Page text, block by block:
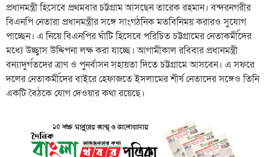
প্রধানমন্ত্রী হিসেবে প্রথমবার চট্টগ্রাম আসছেন তারেক রহমান। বন্দরনগরীর
বিএনপি নেতারা প্রধানমন্ত্রীর সঙ্গে সাংগঠনিক মতবিনিময় করারও সুযোগ
পাচ্ছেন। এ নিয়ে বিএনপির ঘাঁটি হিসেবে পরিচিত চট্টগ্রামের নেতাকর্মীদের
মধ্যে উচ্ছ্বাস উদ্দিপনা লক্ষ করা যাচ্ছে। আগামীকাল রবিবার প্রধানমন্ত্রী
বন্যাদুর্গতদের ত্রাণ ও পুনর্বাসন সহায়তা দিতে চট্টগ্রামে আসবেন। এ সফরে
দলের নেতাকর্মীদের বাইরে হেফাজতে ইসলামের শীর্ষ নেতাদের সঙ্গেও তিনি
একটি বৈঠকে যোগ দেওয়ার কথা রয়েছে।